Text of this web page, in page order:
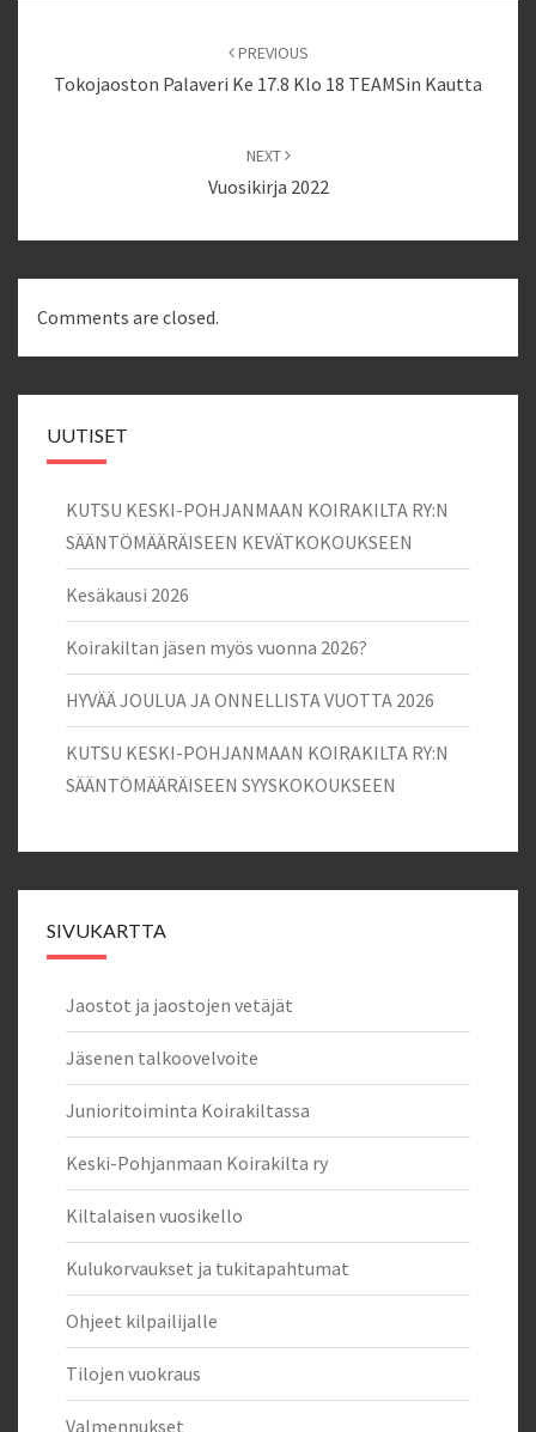
PREVIOUS
Tokojaoston Palaveri Ke 17.8 Klo 18 TEAMSin Kautta
NEXT
Vuosikirja 2022
Comments are closed.
UUTISET
KUTSU KESKI-POHJANMAAN KOIRAKILTA RY:N
SÄÄNTÖMÄÄRÄISEEN KEVÄTKOKOUKSEEN
Kesäkausi 2026
Koirakiltan jäsen myös vuonna 2026?
HYVÄÄ JOULUA JA ONNELLISTA VUOTTA 2026
KUTSU KESKI-POHJANMAAN KOIRAKILTA RY:N
SÄÄNTÖMÄÄRÄISEEN SYYSKOKOUKSEEN
SIVUKARTTA
Jaostot ja jaostojen vetäjät
Jäsenen talkoovelvoite
Junioritoiminta Koirakiltassa
Keski-Pohjanmaan Koirakilta ry
Kiltalaisen vuosikello
Kulukorvaukset ja tukitapahtumat
Ohjeet kilpailijalle
Tilojen vuokraus
Valmennukset